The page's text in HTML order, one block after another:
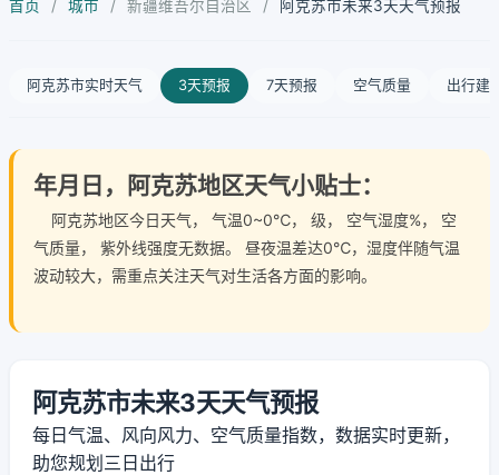
首页 / 城市 / 新疆维吾尔自治区 / 阿克苏市未来3天天气预报
阿克苏市实时天气 3天预报 7天预报 空气质量 出行建
年月日，阿克苏地区天气小贴士：
阿克苏地区今日天气， 气温0~0℃， 级， 空气湿度%， 空
气质量， 紫外线强度无数据。 昼夜温差达0℃，湿度伴随气温
波动较大，需重点关注天气对生活各方面的影响。
阿克苏市未来3天天气预报
每日气温、风向风力、空气质量指数，数据实时更新，
助您规划三日出行